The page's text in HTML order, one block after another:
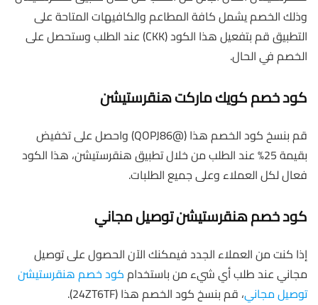
وذلك الخصم يشمل كافة المطاعم والكافيهات المتاحة على
التطبيق قم بتفعيل هذا الكود (CKK) عند الطلب وستحصل على
الخصم في الحال.
كود خصم كويك ماركت هنقرستيشن
قم بنسخ كود الخصم هذا (@QOPJ86) واحصل على تخفيض
بقيمة 25% عند الطلب من خلال تطبيق هنقرستيشن، هذا الكود
فعال لكل العملاء وعلى جميع الطلبات.
كود خصم هنقرستيشن توصيل مجاني
إذا كنت من العملاء الجدد فيمكنك الآن الحصول على توصيل
مجاني عند طلب أي شيء من باستخدامكود خصم هنقرستيشن
توصيل مجاني، قم بنسخ كود الخصم هذا (24ZT6TF).